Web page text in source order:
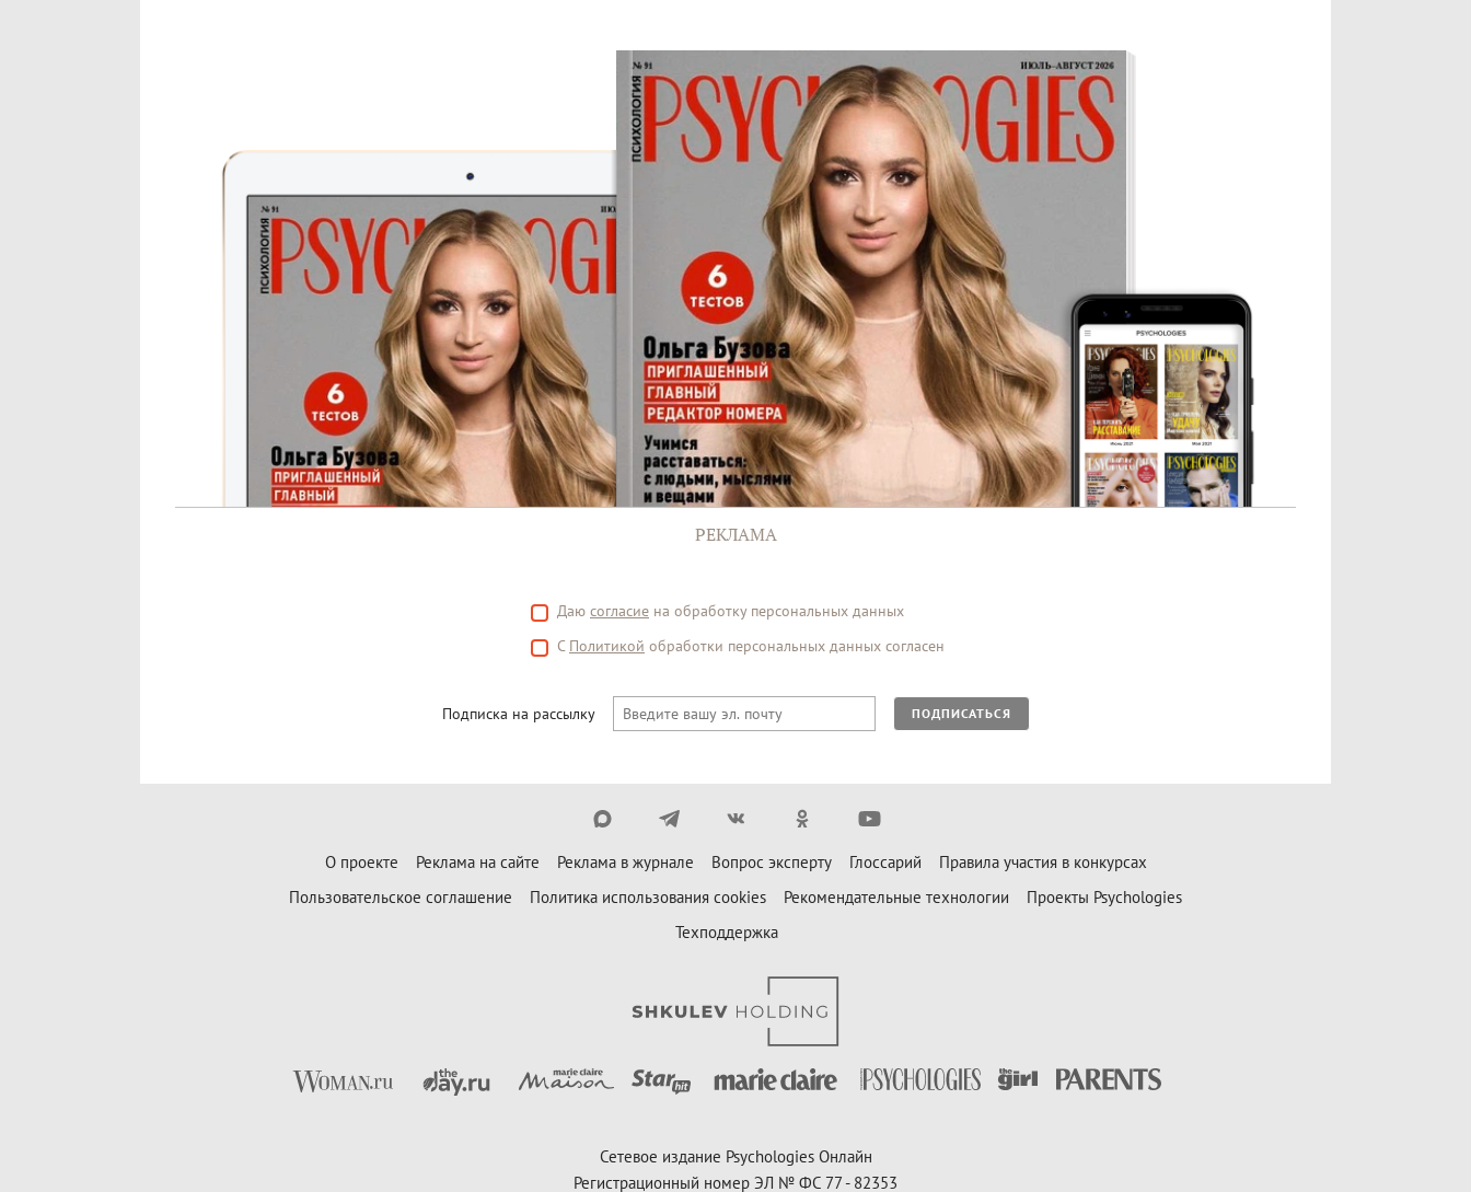
РЕКЛАМА
Даю согласие на обработку персональных данных
С Политикой обработки персональных данных согласен
Подписка на рассылку ПОДПИСАТЬСЯ
О проекте Реклама на сайте Реклама в журнале Вопрос эксперту Глоссарий
Правила участия в конкурсах
Пользовательское соглашение
Политика использования cookies Рекомендательные технологии
Проекты Psychologies
Техподдержка
Сетевое издание Psychologies Онлайн
Регистрационный номер ЭЛ № ФС 77 - 82353